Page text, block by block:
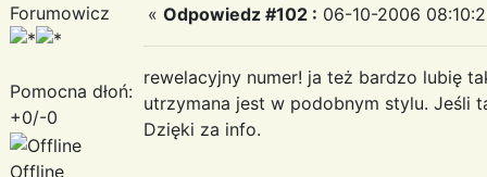
Forumowicz
Pomocna dłoń:
+0/-0
Offline
« Odpowiedz #102 : 06-10-2006
rewelacyjny numer! ja też bardzo lubię
utrzymana jest w podobnym stylu. Jeśli
Dzięki za info.